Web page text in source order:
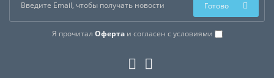
Я прочитал Офертаи согласен с условиями
Готово